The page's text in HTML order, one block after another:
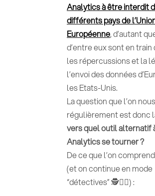
Analytics à être interdit
différents pays de
Européenne, d’autant
d’entre eux sont en train
les répercussions et la
l’envoi des données
les Etats-Unis.
La question que l’on
régulièrement est donc
vers quel outil alternatif
Analytics se tourner ?
De ce que l’on
(et on continue en mode
“détectives” 🕵️🕵️‍♂️) :